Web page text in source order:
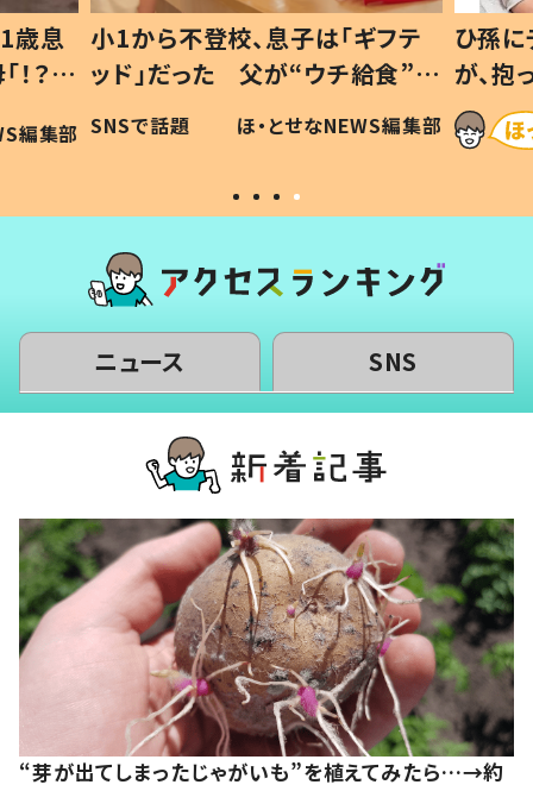
歳息
？」
編集部
小1から不登校、息子は「ギフテ
ッド」だった 父が“ウチ給食”を
作り続ける理由とは #令和の親
#令和の子
SNSで話題 ほ・とせなNEWS編集部
ひ孫
が、
「涙が
い」
ニュース SNS
“芽が出てしまったじゃがいも”を植えてみたら…→約